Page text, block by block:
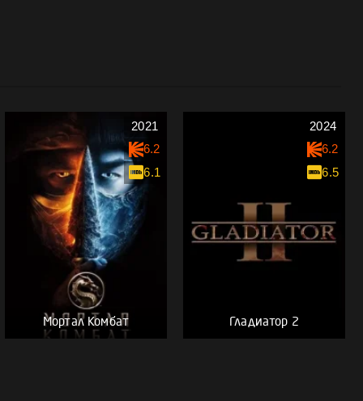
Мортал Комбат
2021
6.2
6.1
Гладиатор 2
2024
6.2
6.5